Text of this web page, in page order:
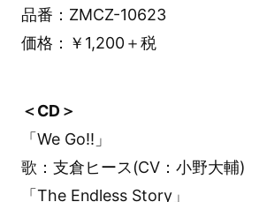
品番：ZMCZ-10623
価格：￥1,200＋税
＜CD＞
「We Go!!」
歌：支倉ヒース(CV：小野大輔)
「The Endless Story」